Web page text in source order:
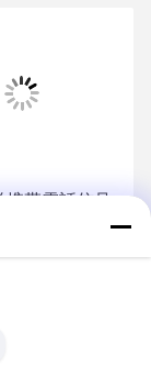
携帯電話信号
の最高の詰
を 入手 する